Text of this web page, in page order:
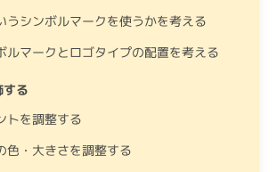
うシンボルマークを使うかを考える
ルマークとロゴタイプの配置を考える
る
トを調整する
色・大きさを調整する